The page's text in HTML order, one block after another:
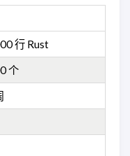
行 Rust
个